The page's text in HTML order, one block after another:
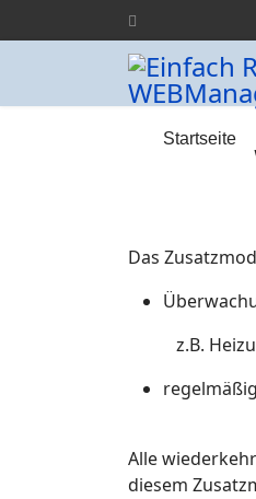
Startseite
Das
z.B.
Alle
diesem